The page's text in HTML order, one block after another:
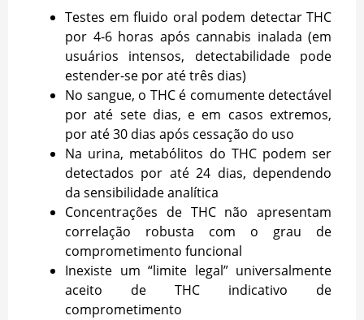
Testes em fluido oral podem detectar THC
por 4-6 horas após cannabis inalada (em
usuários intensos, detectabilidade pode
estender-se por até três dias)
No sangue, o THC é comumente detectável
por até sete dias, e em casos extremos,
por até 30 dias após cessação do uso
Na urina, metabólitos do THC podem ser
detectados por até 24 dias, dependendo
da sensibilidade analítica
Concentrações de THC não apresentam
correlação robusta com o grau de
comprometimento funcional
Inexiste um “limite legal” universalmente
aceito de THC indicativo de
comprometimento